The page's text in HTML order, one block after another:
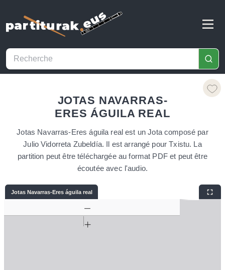
JOTAS NAVARRAS-
ERES ÁGUILA REAL
Jotas Navarras-Eres águila real est un Jota composé par
Julio Vidorreta Zubeldía. Il est arrangé pour Txistu. La
partition peut être téléchargée au format PDF et peut être
écoutée avec l'audio.
Jotas Navarras-Eres águila real